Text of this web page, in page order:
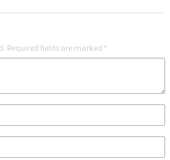
Required fields are marked *